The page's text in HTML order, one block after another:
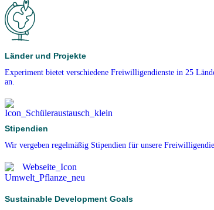
Länder und Projekte
Experiment bietet verschiedene Freiwilligendienste in 25
an.
Stipendien
Wir vergeben regelmäßig Stipendien für unsere
Sustainable Development Goals